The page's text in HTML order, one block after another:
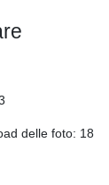
delle foto: 18